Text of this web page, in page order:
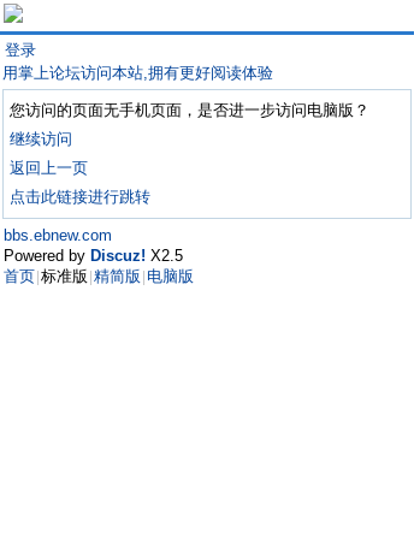
登录
用掌上论坛访问本站,拥有更好阅读体验
您访问的页面无手机页面，是否进一步访问电脑版？
继续访问
返回上一页
点击此链接进行跳转
bbs.ebnew.com
Powered by Discuz! X2.5
首页 标准版 精简版 电脑版